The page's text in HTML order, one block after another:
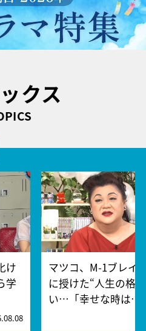
クス
け
学
マツコ、M-1ブレイ
に授けた“人生の格
い…「幸せな時は…